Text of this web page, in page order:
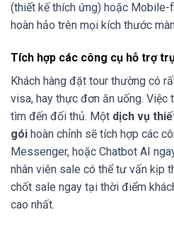
(thiết kế thích ứng) hoặc
hoàn hảo trên mọi kích thước
Tích hợp các công cụ hỗ trợ
Khách hàng đặt tour thường có
visa, hay thực đơn ăn uống. Việc
tìm đến đối thủ. Một dịch vụ
gói hoàn chỉnh sẽ tích hợp các
Messenger, hoặc Chatbot AI
nhân viên sale có thể tư vấn kịp
chốt sale ngay tại thời điểm
cao nhất.